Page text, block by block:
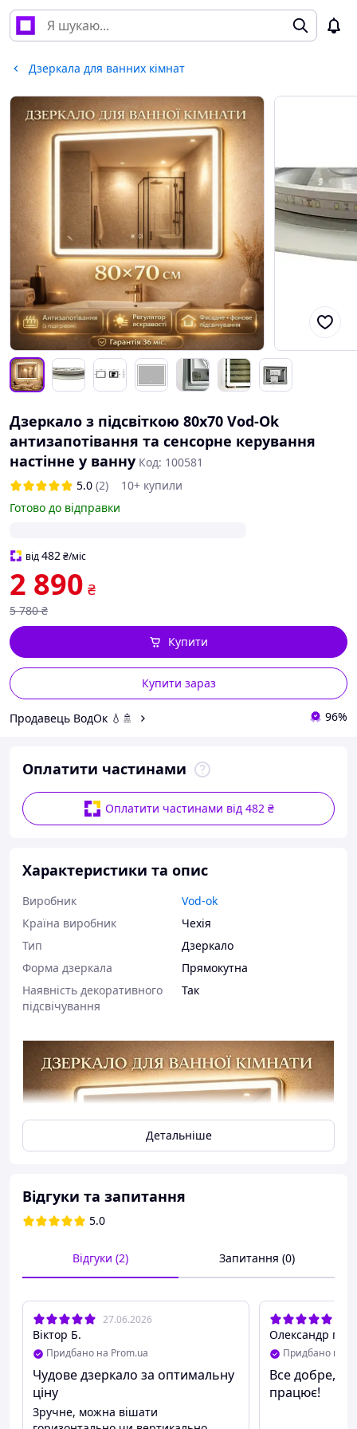
Дзеркала для ванних кімнат
Дзеркало з підсвіткою 80x70 Vod-Ok
антизапотівання та сенсорне керування
настінне у ванну Код: 100581
5.0 (2)
10+ купили
Готово до відправки
від482₴/міс
2 890 ₴
5 780 ₴
Купити зараз
Купити
Продавець ВодОк 💧🚿 96%
Оплатити частинами
Оплатити частинами від 482 ₴
Характеристики та опис
Виробник
Vod-ok
Країна виробник
Чехія
Тип
Дзеркало
Форма дзеркала
Прямокутна
Наявність декоративного
підсвічування
Так
Дзеркало з підсвіткою 80x70
Vod-Ok антизапотівання та
Детальніше
Відгуки та запитання
5.0
Відгуки (2) Запитання (0)
27.06.2026
Віктор Б.
Придбано на Prom.ua
Чудове дзеркало за оптимальну
ціну
Зручне, можна вішати
Олександр г.
Придбано на
Все добре,
працює!